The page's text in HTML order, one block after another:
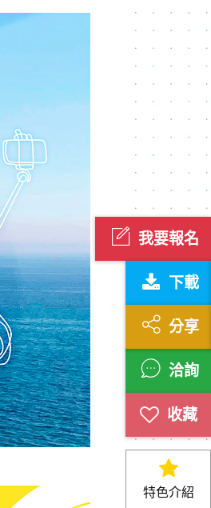
我要報名
下載
分享
洽詢
特色介紹